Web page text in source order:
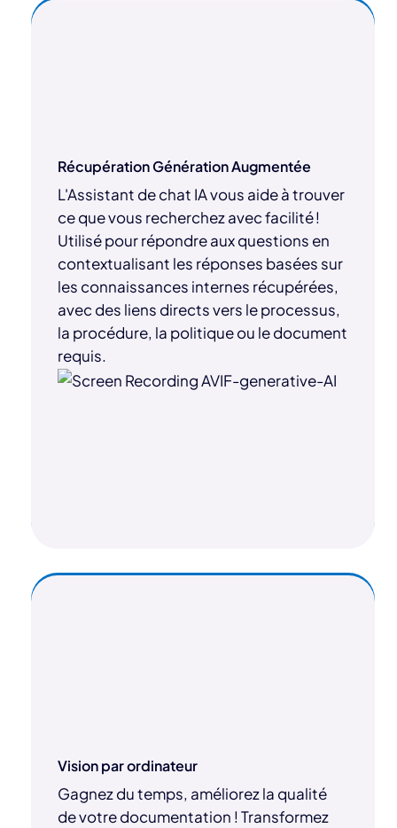
Récupération Génération Augmentée
L'Assistant de chat IA vous aide à trouver
ce que vous recherchez avec facilité !
Utilisé pour répondre aux questions en
contextualisant les réponses basées sur
les connaissances internes récupérées,
avec des liens directs vers le processus,
la procédure, la politique ou le document
requis.
Vision par ordinateur
Gagnez du temps, améliorez la qualité
de votre documentation ! Transformez